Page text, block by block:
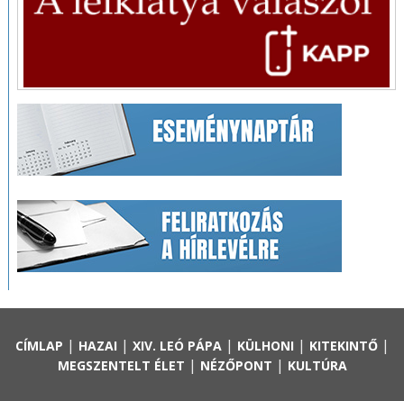
CÍMLAP | HAZAI | XIV. LEÓ PÁPA| KÜLHONI | KITEKINTŐ|
MEGSZENTELT ÉLET | NÉZŐPONT | KULTÚRA